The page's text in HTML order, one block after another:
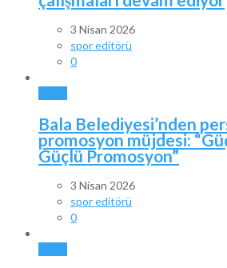
3 Nisan 2026
spor editörü
0
Bala Belediyesi’nden
promosyon müjdesi:
Güçlü Promosyon”
3 Nisan 2026
spor editörü
0